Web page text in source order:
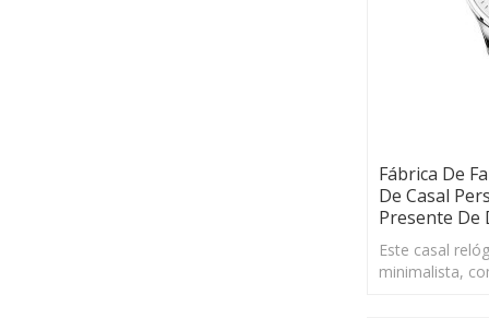
Fábrica De
De Casal
Presente De
Este casal
minimalista,